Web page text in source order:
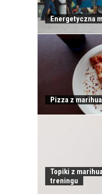
Energetyczna
Pizza z
Topiki z
treningu